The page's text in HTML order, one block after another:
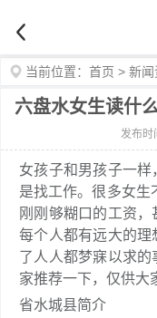
当前位置： 首页 > 新闻
六盘水女生读什
发布时
女孩子和男孩子一
是找工作。很多女生
刚刚够糊口的工资
每个人都有远大的理
了人人都梦寐以求
家推荐一下，仅供大
省水城县简介